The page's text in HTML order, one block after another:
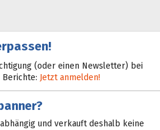
(oder einen Newsletter) bei
Berichte: Jetzt anmelden!
und verkauft deshalb keine